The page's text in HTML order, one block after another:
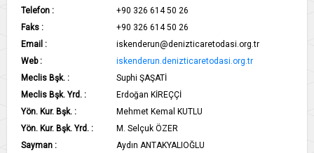
Telefon :
+90 326 614 50 26
Faks :
+90 326 614 50 26​
Email :
iskenderun@denizticaretodasi.org.tr
Web :
iskenderun.denizticaretodasi.org.tr
Meclis Bşk. :
Suphi ŞAŞATİ
Meclis Bşk. Yrd. :
Erdoğan KİREÇÇİ
Yön. Kur. Bşk. :
Mehmet Kemal KUTLU
Yön. Kur. Bşk. Yrd. :
M. Selçuk ÖZER
Sayman :
Aydın ANTAKYALIOĞLU